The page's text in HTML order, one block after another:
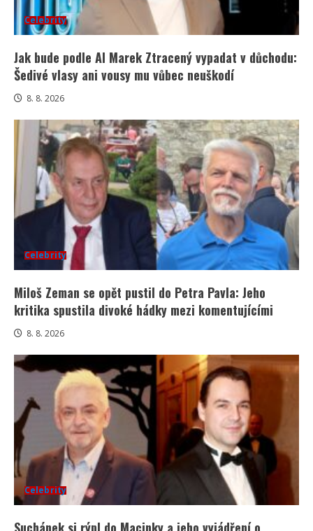
Celebrity
Jak bude podle AI Marek Ztracený vypadat v důchodu:
Šedivé vlasy ani vousy mu vůbec neuškodí
8. 8. 2026
Celebrity
Miloš Zeman se opět pustil do Petra Pavla: Jeho
kritika spustila divoké hádky mezi komentujícími
8. 8. 2026
Celebrity